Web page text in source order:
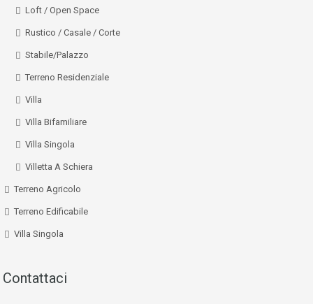
Loft / Open Space
Rustico / Casale / Corte
Stabile/Palazzo
Terreno Residenziale
Villa
Villa Bifamiliare
Villa Singola
Villetta A Schiera
Terreno Agricolo
Terreno Edificabile
Villa Singola
Contattaci